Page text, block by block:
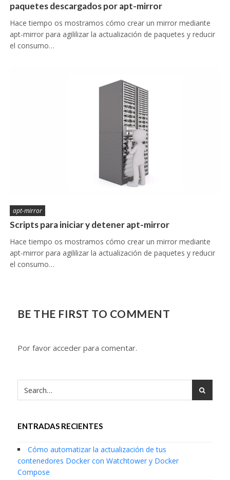
paquetes descargados por apt-mirror
Hace tiempo os mostramos cómo crear un mirror mediante
apt-mirror para agililizar la actualización de paquetes y reducir
el consumo…
apt-mirror
Scripts para iniciar y detener apt-mirror
Hace tiempo os mostramos cómo crear un mirror mediante
apt-mirror para agililizar la actualización de paquetes y reducir
el consumo…
BE THE FIRST TO COMMENT
Por favor acceder para comentar.
ENTRADAS RECIENTES
Cómo automatizar la actualización de tus
contenedores Docker con Watchtower y Docker
Compose